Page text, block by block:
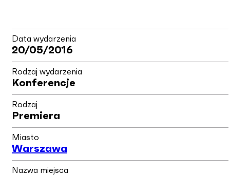
Data wydarzenia
20/05/2016
Rodzaj wydarzenia
Konferencje
Rodzaj
Premiera
Miasto
Warszawa
Nazwa miejsca